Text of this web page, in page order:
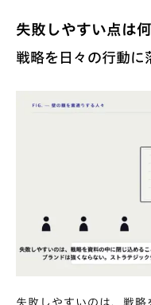
失敗しやすい点は
戦略を日々の行動に